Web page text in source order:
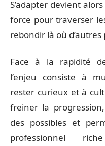
S’adapter devient
force pour traverser
rebondir là où
Face à la rapidité
l’enjeu consiste à
rester curieux et à
freiner la
des possibles et
professionnel